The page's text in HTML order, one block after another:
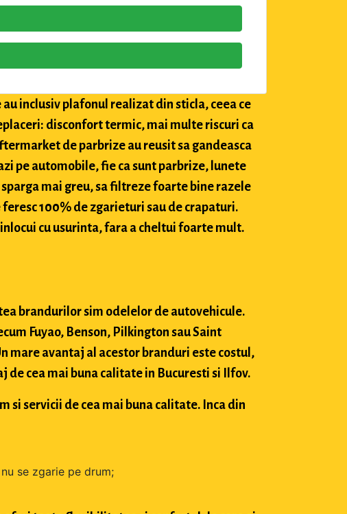
inclusiv plafonul realizat din sticla, ceea ce
disconfort termic, mai multe riscuri ca
de parbrize au reusit sa gandeasca
pe automobile, fie ca sunt parbrize, lunete
mai greu, sa filtreze foarte bine razele
100% de zgarieturi sau de crapaturi.
cu usurinta, fara a cheltui foarte mult.
brandurilor sim odelelor de autovehicule.
Fuyao, Benson, Pilkington sau Saint
mare avantaj al acestor branduri este costul,
cea mai buna calitate in Bucuresti si Ilfov.
si servicii de cea mai buna calitate. Inca din
se zgarie pe drum;